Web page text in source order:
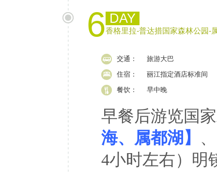
6 DAY
香格里拉-普达措国家森林公园-
交通： 旅游大巴
住宿： 丽江指定酒店标准间
餐饮： 早中晚
早餐后游览国
海、属都湖】 、
4小时左右）明